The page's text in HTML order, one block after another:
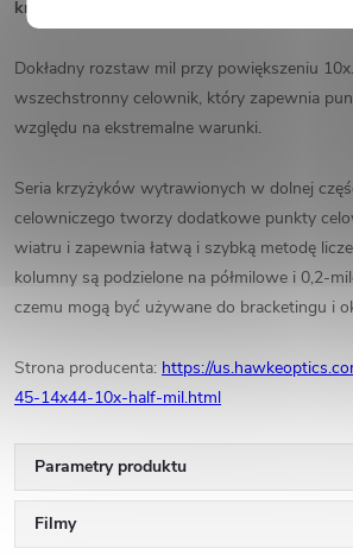
krzyż intencyjny 10x pół miliona
Dokładny rozstaw mil przy powiększeniu
wszechstronny celownik, który zapewnia
względu na ekstremalne warunki.
Seria krzyżyków wytrawionych w dolnej
celowniczego tworzy dodatkowe punkty
wiatru i zapewnia łatwą i szybką metodę
kolumny są podzielone na półmilowe i 0,2-
czemu mogą być używane do bracketingu i
Strona producenta: https://
45-14x44-10x-half-mil.html
Parametry produktu
Filmy